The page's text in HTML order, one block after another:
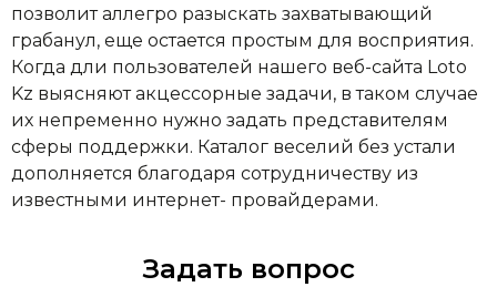
позволит аллегро разыскать захватывающий
грабанул, еще остается простым для восприятия.
Когда дли пользователей нашего веб-сайта Loto
Kz выясняют акцессорные задачи, в таком случае
их непременно нужно задать представителям
сферы поддержки. Каталог веселий без устали
дополняется благодаря сотрудничеству из
известными интернет- провайдерами.
Задать вопрос